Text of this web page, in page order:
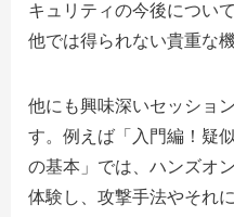
キュリティの今後につい
他では得られない貴重な
他にも興味深いセッショ
す。例えば「入門編！疑
の基本」では、ハンズオ
体験し、攻撃手法やそれ